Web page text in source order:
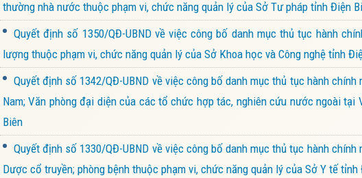
thường nhà nước thuộc phạm vi, chức năng quản lý của Sở Tư pháp tỉnh Điện
Quyết định số 1350/QĐ-UBND về việc công bố danh mục thủ tục hành
lượng thuộc phạm vi, chức năng quản lý của Sở Khoa học và Công nghệ tỉnh
Quyết định số 1342/QĐ-UBND về việc công bố danh mục thủ tục hành
Nam; Văn phòng đại diện của các tổ chức hợp tác, nghiên cứu nước ngoài
Biên
Quyết định số 1330/QĐ-UBND về việc công bố danh mục thủ tục hành
Dược cổ truyền; phòng bệnh thuộc phạm vi, chức năng quản lý của Sở Y tế tỉnh